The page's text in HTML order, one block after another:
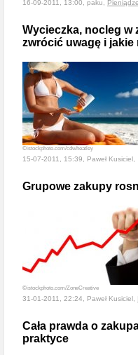
16-09-2011, 13:00, paku, Pieniądze
Wycieczka, nocleg w
zwrócić uwagę i jakie
©istockphoto.com/cdwheatley
15-07-2011, 15:39, Paweł Kusiciel,
Grupowe zakupy
©istockphoto.com/ZoneCreative
31-01-2011, 22:24, Paweł Kusiciel,
Cała prawda o
praktyce